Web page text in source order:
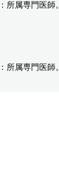
所属専門医
所属専門医